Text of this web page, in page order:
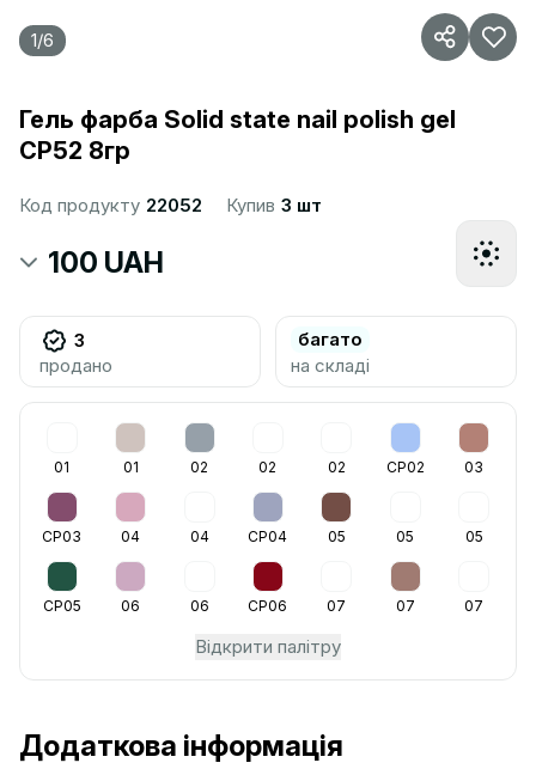
1/6
Гель фарба Solid state nail polish gel
CP52 8гр
Код продукту 22052 Купив 3 шт
100 UAH
3
продано
багато
на складі
01 01 02 02 02 CP02 03
CP03 04 04 CP04 05 05 05
CP05 06 06 CP06 07 07 07
Відкрити палітру
Додаткова інформація